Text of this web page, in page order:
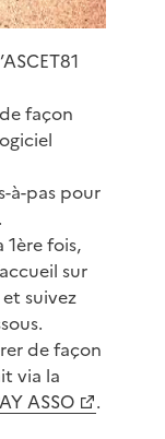
façon
à-pas pour
fois,
sur
suivez
de façon
via la
ASSO
.